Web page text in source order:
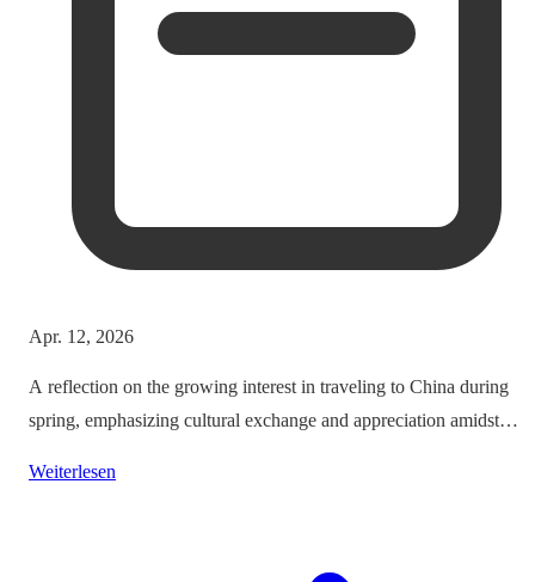
Apr. 12, 2026
A reflection on the growing interest in traveling to China during
spring, emphasizing cultural exchange and appreciation amidst
Weiterlesen